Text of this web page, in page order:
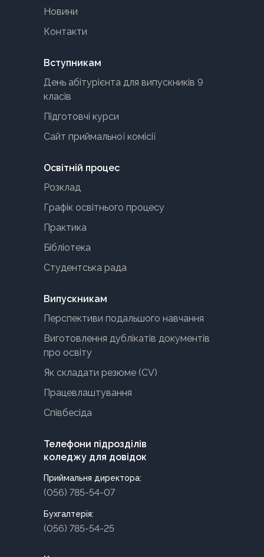
Новини
Контакти
Вступникам
День абітурієнта для випускників 9
класів
Підготовчі курси
Сайт приймальної комісії
Освітній процес
Розклад
Графік освітнього процесу
Практика
Бібліотека
Студентська рада
Випускникам
Перспективи подальшого навчання
Виготовлення дублікатів документів
про освіту
Як складати резюме (CV)
Працевлаштування
Співбесіда
Телефони підрозділів
коледжу для довідок
Приймальня директора:
(056) 785-54-07
Бухгалтерія:
(056) 785-54-25